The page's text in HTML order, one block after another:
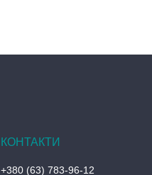
+380 (63) 783-96-12